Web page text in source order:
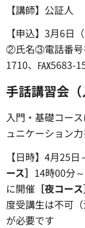
【講師】公証人
【申込】3月6日
②氏名③電話番号
1710、℻5683-
手話講習会（
入門・基礎コー
ュニケーション
【日時】4月25
ース］ 14時00分
に開催 ［夜コース
度受講生は不可
が必要です